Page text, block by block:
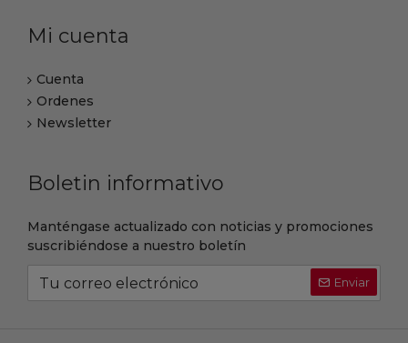
Mi cuenta
Cuenta
Ordenes
Newsletter
Boletin informativo
Manténgase actualizado con noticias y promociones
suscribiéndose a nuestro boletín
Enviar